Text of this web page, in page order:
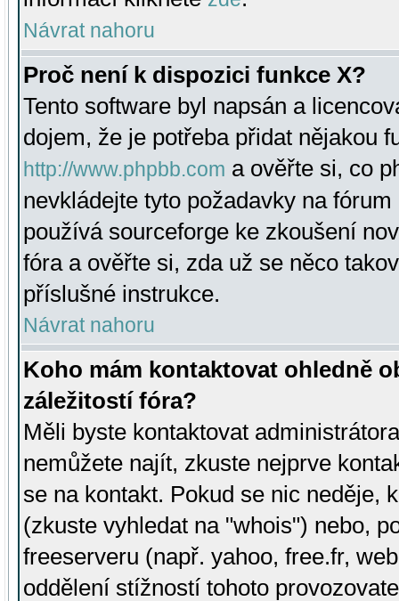
Návrat nahoru
Proč není k dispozici funkce X?
Tento software byl napsán a
dojem, že je potřeba přidat nějakou
http://www.phpbb.com a ověřte si, co
nevkládejte tyto požadavky na
používá sourceforge ke zkoušení
fóra a ověřte si, zda už se něco
příslušné instrukce.
Návrat nahoru
Koho mám kontaktovat ohledně
záležitostí fóra?
Měli byste kontaktovat
nemůžete najít, zkuste nejprve
se na kontakt. Pokud se nic neděje,
(zkuste vyhledat na "whois") nebo,
freeserveru (např. yahoo, free.fr,
oddělení stížností tohoto